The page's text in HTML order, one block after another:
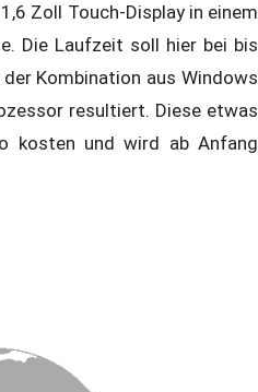
Zoll Touch-Display in einem
Die Laufzeit soll hier bei bis
Kombination aus Windows
resultiert. Diese etwas
kosten und wird ab Anfang